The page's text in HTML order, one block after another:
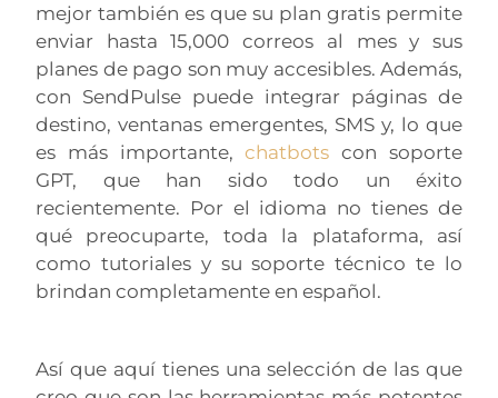
mejor también es que su plan gratis permite
enviar hasta 15,000 correos al mes y sus
planes de pago son muy accesibles. Además,
con SendPulse puede integrar páginas de
destino, ventanas emergentes, SMS y, lo que
es más importante,chatbots con soporte
GPT, que han sido todo un éxito
recientemente. Por el idioma no tienes de
qué preocuparte, toda la plataforma, así
como tutoriales y su soporte técnico te lo
brindan completamente en español.
Así que aquí tienes una selección de las que